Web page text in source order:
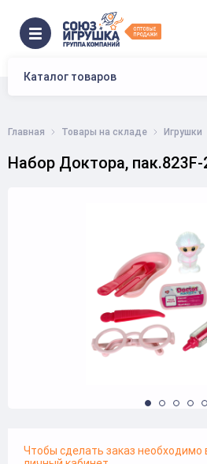
Каталог товаров
Главная Товары на складе Игрушки
Набор Доктора, пак.823F-
Чтобы сделать заказ необходимо